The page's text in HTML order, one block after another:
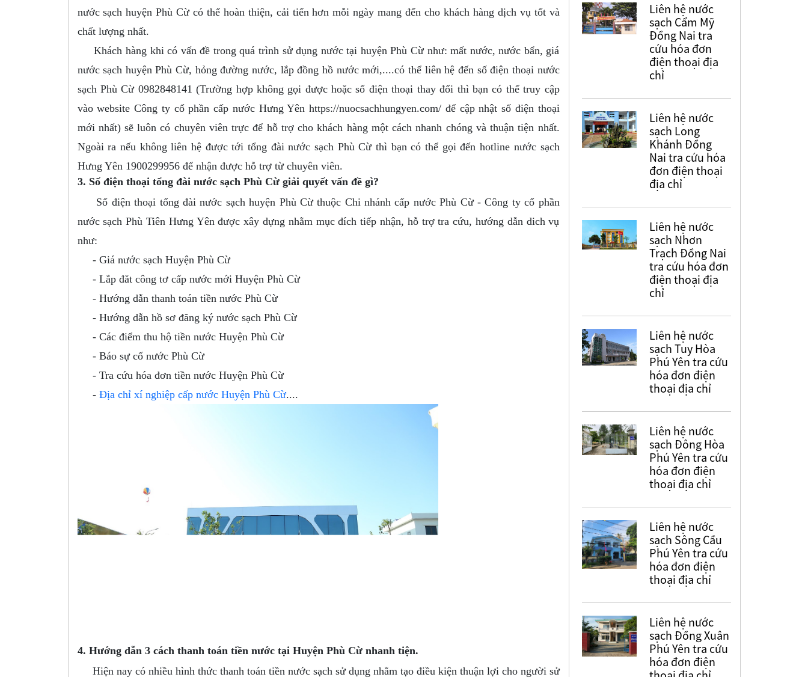
nước sạch huyện Phù Cừ có thể hoàn thiện, cải tiến hơn mỗi ngày mang đến cho khách hàng dịch vụ tốt và
chất lượng nhất.
Khách hàng khi có vấn đề trong quá trình sử dụng nước tại huyện Phù Cừ như: mất nước, nước bẩn, giá
nước sạch huyện Phù Cừ, hỏng đường nước, lắp đồng hồ nước mới,....có thể liên hệ đến số điện thoại nước
sạch Phù Cừ 0982848141 (Trường hợp không gọi được hoặc số điện thoại thay đổi thì bạn có thể truy cập
vào website Công ty cổ phần cấp nước Hưng Yên https://nuocsachhungyen.com/ để cập nhật số điện thoại
mới nhất) sẽ luôn có chuyên viên trực để hỗ trợ cho khách hàng một cách nhanh chóng và thuận tiện nhất.
Ngoài ra nếu không liên hệ được tới tổng đài nước sạch Phù Cừ thì bạn có thể gọi đến hotline nước sạch
Hưng Yên 1900299956 để nhận được hỗ trợ từ chuyên viên.
3. Số điện thoại tổng đài nước sạch Phù Cừ giải quyết vấn đề gì?
Số điện thoại tổng đài nước sạch huyện Phù Cừ thuộc Chi nhánh cấp nước Phù Cừ - Công ty cổ phần
nước sạch Phù Tiên Hưng Yên được xây dựng nhằm mục đích tiếp nhận, hỗ trợ tra cứu, hướng dẫn dich vụ
như:
- Giá nước sạch Huyện Phù Cừ
- Lắp đăt công tơ cấp nước mới Huyện Phù Cừ
- Hướng dẫn thanh toán tiền nước Phù Cừ
- Hướng dẫn hồ sơ đăng ký nước sạch Phù Cừ
- Các điểm thu hộ tiền nước Huyện Phù Cừ
- Báo sự cố nước Phù Cừ
- Tra cứu hóa đơn tiền nước Huyện Phù Cừ
- Địa chỉ xí nghiệp cấp nước Huyện Phù Cừ....
4. Hướng dẫn 3 cách thanh toán tiền nước tại Huyện Phù Cừ nhanh tiện.
Hiện nay có nhiều hình thức thanh toán tiền nước sạch sử dụng nhằm tạo điều kiện thuận lợi cho người sử
Liên hệ nước
sạch Cẩm Mỹ
Đồng Nai tra
cứu hóa đơn
điện thoại địa
chỉ
Liên hệ nước
sạch Long
Khánh Đồng
Nai tra cứu hóa
đơn điện thoại
địa chỉ
Liên hệ nước
sạch Nhơn
Trạch Đồng Nai
tra cứu hóa đơn
điện thoại địa
chỉ
Liên hệ nước
sạch Tuy Hòa
Phú Yên tra cứu
hóa đơn điện
thoại địa chỉ
Liên hệ nước
sạch Đông Hòa
Phú Yên tra cứu
hóa đơn điện
thoại địa chỉ
Liên hệ nước
sạch Sông Cầu
Phú Yên tra cứu
hóa đơn điện
thoại địa chỉ
Liên hệ nước
sạch Đồng Xuân
Phú Yên tra cứu
hóa đơn điện